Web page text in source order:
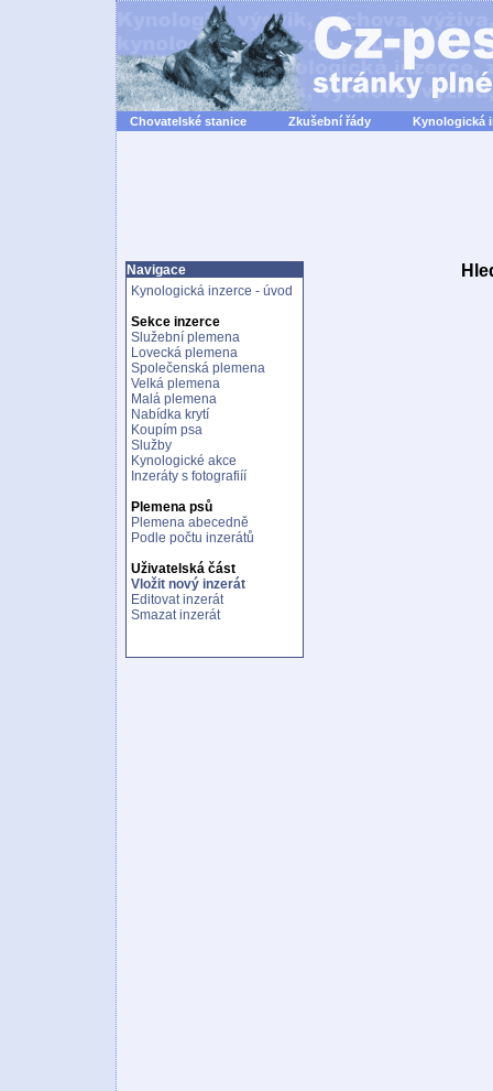
Chovatelské stanice Zkušební řády Kynologická
Navigace
Kynologická inzerce - úvod
Sekce inzerce
Služební plemena
Lovecká plemena
Společenská plemena
Velká plemena
Malá plemena
Nabídka krytí
Koupím psa
Služby
Kynologické akce
Inzeráty s fotografiíí
Plemena psů
Plemena abecedně
Podle počtu inzerátů
Uživatelská část
Vložit nový inzerát
Editovat inzerát
Smazat inzerát